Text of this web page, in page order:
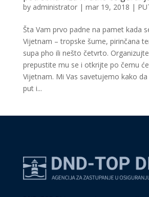
by administrator| mar 19, 2018 |
Šta Vam prvo padne na pamet kada
Vijetnam – tropske šume, pirinčana
supa pho ili nešto četvrto.
prepustite mu se i otkrijte po čemu
Vijetnam. Mi Vas savetujemo kako
put i...